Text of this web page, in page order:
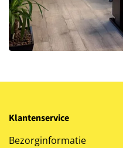
Klantenservice
Bezorginformatie